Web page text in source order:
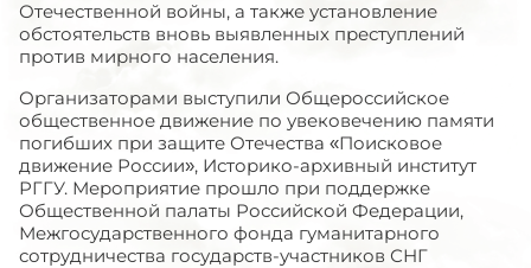
Отечественной войны, а также установление
обстоятельств вновь выявленных преступлений
против мирного населения.
Организаторами выступили Общероссийское
общественное движение по увековечению памяти
погибших при защите Отечества «Поисковое
движение России», Историко-архивный институт
РГГУ. Мероприятие прошло при поддержке
Общественной палаты Российской Федерации,
Межгосударственного фонда гуманитарного
сотрудничества государств-участников СНГ